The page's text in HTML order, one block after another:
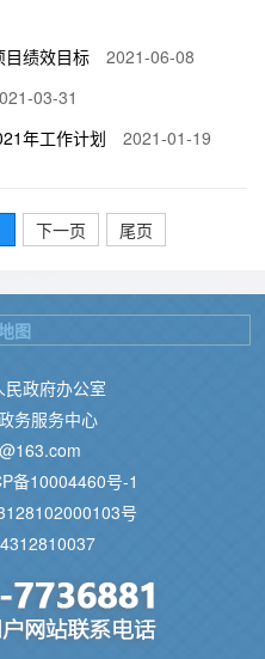
目绩效目标
2021-06-08
03-31
年工作计划
2021-01-19
下一页 尾页
政府办公室
务服务中心
备10004460号-1
号
图